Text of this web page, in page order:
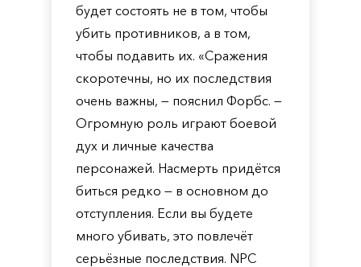
будет состоять не в том, чтобы
убить противников, а в том,
чтобы подавить их. «Сражения
скоротечны, но их последствия
очень важны, — пояснил Форбс. —
Огромную роль играют боевой
дух и личные качества
персонажей. Насмерть придётся
биться редко — в основном до
отступления. Если вы будете
много убивать, это повлечёт
серьёзные последствия. NPC